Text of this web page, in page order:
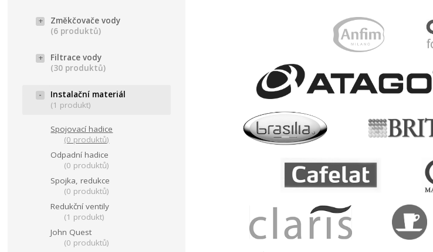
Změkčovače vody
(6 produktů)
Filtrace vody
(30 produktů)
Instalační materiál
(1 produkt)
Spojovací hadice
(0 produktů)
Odpadní hadice
(0 produktů)
Spojka, redukce
(0 produktů)
Redukční ventily
(1 produkt)
John Quest
(0 produktů)